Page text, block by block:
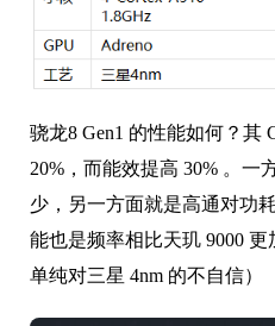
骁龙8 Gen1 的性能如何？其
20%，而能效提高 30% 。一
少，另一方面就是高通对功
能也是频率相比天玑 9000
单纯对三星 4nm 的不自信）